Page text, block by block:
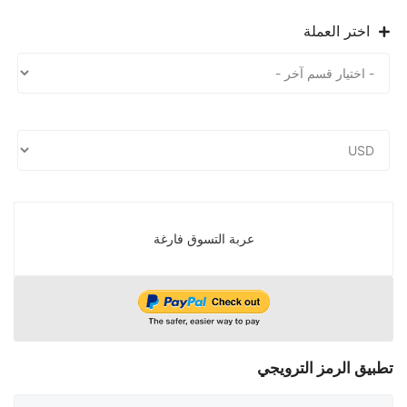
اختر العملة
عربة التسوق فارغة
تطبيق الرمز الترويجي